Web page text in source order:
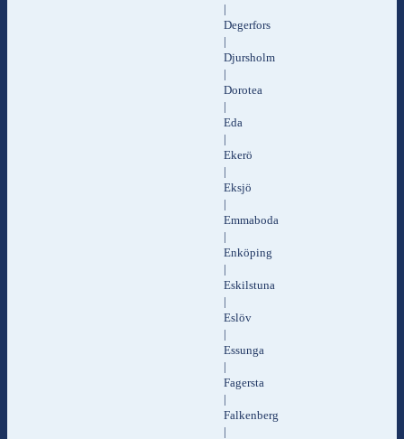
|
Degerfors
|
Djursholm
|
Dorotea
|
Eda
|
Ekerö
|
Eksjö
|
Emmaboda
|
Enköping
|
Eskilstuna
|
Eslöv
|
Essunga
|
Fagersta
|
Falkenberg
|